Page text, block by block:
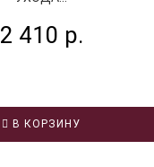
2 410 р.
В КОРЗИНУ